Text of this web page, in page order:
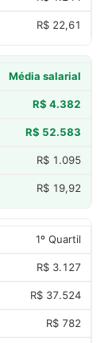
R$ 22,61
Média salarial
R$ 4.382
R$ 52.583
R$ 1.095
R$ 19,92
1º Quartil
R$ 3.127
R$ 37.524
R$ 782